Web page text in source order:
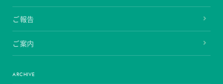
ご報告
ご案内
ARCHIVE